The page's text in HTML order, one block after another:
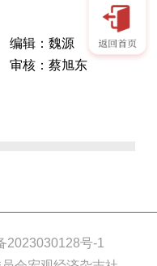
编辑：魏源
审核：蔡旭东
2023030128号-1